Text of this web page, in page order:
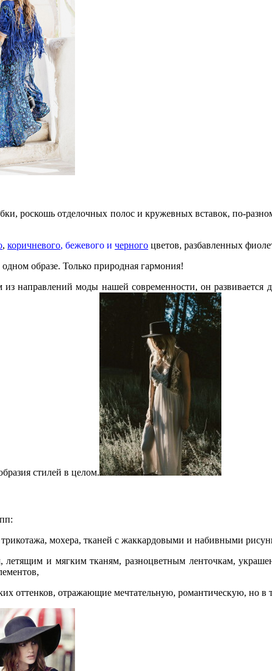
роскошь отделочных полос и кружевных вставок, по-
, коричневого, бежевого и черного цветов, разбавленных
образе. Только природная гармония!
направлений моды нашей современности, он развивается
стилей в целом.
мохера, тканей с жаккардовыми и набивными
и мягким тканям, разноцветным ленточкам,
оттенков, отражающие мечтательную, романтическую, но в